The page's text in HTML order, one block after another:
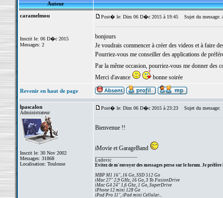
Auteur
caramelmou
Inscrit le: 06 D�c 2015
Messages: 2
Post� le: Dim 06 D�c 2015 à 19:45 Sujet du message:
bonjours
Je voudrais commencer à créer des videos et à faire
Pourriez-vous me conseiller des applications de
Par la même occasion, pourriez-vous me donner des
Merci d'avance
bonne soirée
Revenir en haut de page
lpascalon
Administrateur
Inscrit le: 30 Nov 2002
Messages: 31868
Localisation: Toulouse
Post� le: Dim 06 D�c 2015 à 23:23 Sujet du message:
Bienvenue !!
iMovie et GarageBand
Ludovic
Evitez de m'envoyer des messages perso sur le forum. Je préfère
MBP M1 16", 16 Go, SSD 512 Go
iMac 27" 2,9 GHz, 16 Go, 3 To FusionDrive
iMac G4 24" 1,6 Ghz, 1 Go, SuperDrive
iPhone 12 mini 128 Go
iPad Pro 11", iPad mini Cellular...